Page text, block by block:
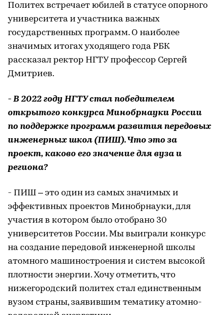
Политех встречает юбилей в статусе опорного
университета и участника важных
государственных программ. О наиболее
значимых итогах уходящего года РБК
рассказал ректор НГТУ профессор Сергей
Дмитриев.
- В 2022 году НГТУ стал победителем
открытого конкурса Минобрнауки России
по поддержке программ развития передовых
инженерных школ (ПИШ). Что это за
проект, каково его значение для вуза и
региона?
- ПИШ – это один из самых значимых и
эффективных проектов Минобрнауки, для
участия в котором было отобрано 30
университетов России. Мы выиграли конкурс
на создание передовой инженерной школы
атомного машиностроения и систем высокой
плотности энергии. Хочу отметить, что
нижегородский политех стал единственным
вузом страны, заявившим тематику атомно-